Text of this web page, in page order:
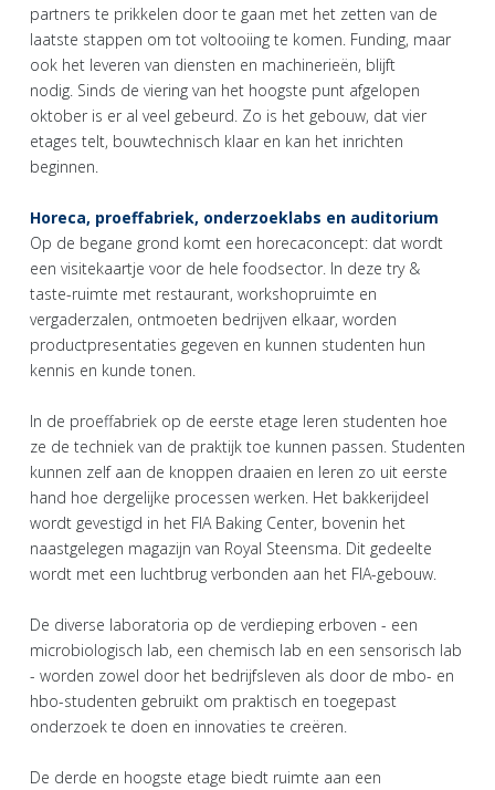
partners te prikkelen door te gaan met het zetten van de
laatste stappen om tot voltooiing te komen. Funding, maar
ook het leveren van diensten en machinerieën, blijft
nodig. Sinds de viering van het hoogste punt afgelopen
oktober is er al veel gebeurd. Zo is het gebouw, dat vier
etages telt, bouwtechnisch klaar en kan het inrichten
beginnen.
Horeca, proeffabriek, onderzoeklabs en auditorium
Op de begane grond komt een horecaconcept: dat wordt
een visitekaartje voor de hele foodsector. In deze try &
taste-ruimte met restaurant, workshopruimte en
vergaderzalen, ontmoeten bedrijven elkaar, worden
productpresentaties gegeven en kunnen studenten hun
kennis en kunde tonen.
In de proeffabriek op de eerste etage leren studenten hoe
ze de techniek van de praktijk toe kunnen passen. Studenten
kunnen zelf aan de knoppen draaien en leren zo uit eerste
hand hoe dergelijke processen werken. Het bakkerijdeel
wordt gevestigd in het FIA Baking Center, bovenin het
naastgelegen magazijn van Royal Steensma. Dit gedeelte
wordt met een luchtbrug verbonden aan het FIA-gebouw.
De diverse laboratoria op de verdieping erboven - een
microbiologisch lab, een chemisch lab en een sensorisch lab
- worden zowel door het bedrijfsleven als door de mbo- en
hbo-studenten gebruikt om praktisch en toegepast
onderzoek te doen en innovaties te creëren.
De derde en hoogste etage biedt ruimte aan een